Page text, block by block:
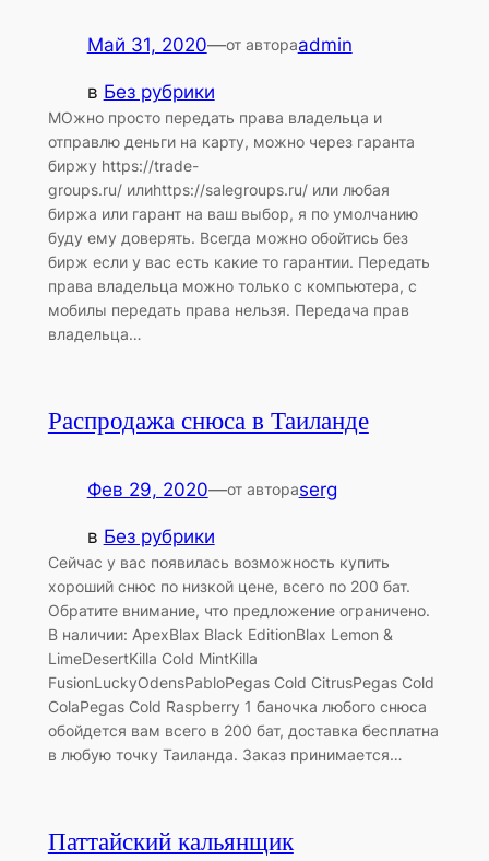
Май 31, 2020—от автораadmin
в Без рубрики
МОжно просто передать права владельца и
отправлю деньги на карту, можно через гаранта
биржу https://trade-
groups.ru/ илиhttps://salegroups.ru/ или любая
биржа или гарант на ваш выбор, я по умолчанию
буду ему доверять. Всегда можно обойтись без
бирж если у вас есть какие то гарантии. Передать
права владельца можно только с компьютера, с
мобилы передать права нельзя. Передача прав
владельца…
Распродажа снюса в Таиланде
Фев 29, 2020—от автораserg
в Без рубрики
Сейчас у вас появилась возможность купить
хороший снюс по низкой цене, всего по 200 бат.
Обратите внимание, что предложение ограничено.
В наличии: ApexBlax Black EditionBlax Lemon &
LimeDesertKilla Cold MintKilla
FusionLuckyOdensPabloPegas Cold CitrusPegas Cold
ColaPegas Cold Raspberry 1 баночка любого снюса
обойдется вам всего в 200 бат, доставка бесплатна
в любую точку Таиланда. Заказ принимается…
Паттайский кальянщик